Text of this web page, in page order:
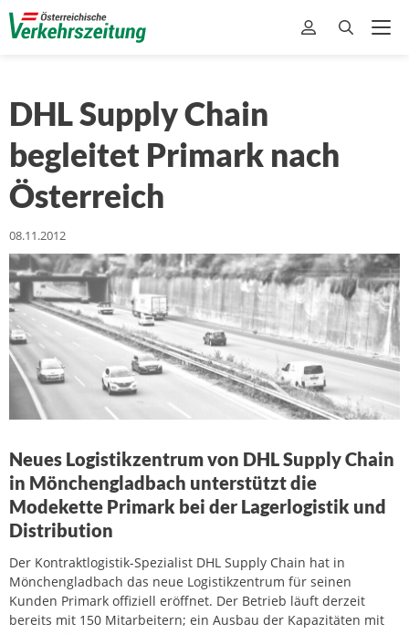
DHL Supply Chain
begleitet Primark nach
Österreich
08.11.2012
Neues Logistikzentrum von DHL Supply Chain
in Mönchengladbach unterstützt die
Modekette Primark bei der Lagerlogistik und
Distribution
Der Kontraktlogistik-Spezialist DHL Supply Chain hat in
Mönchengladbach das neue Logistikzentrum für seinen
Kunden Primark offiziell eröffnet. Der Betrieb läuft derzeit
bereits mit 150 Mitarbeitern; ein Ausbau der Kapazitäten mit